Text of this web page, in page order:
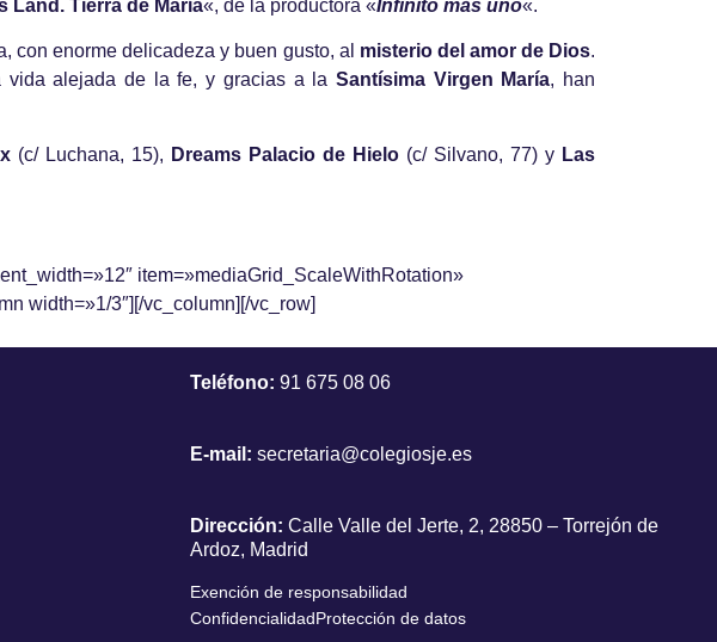
Land. Tierra de María«, de la productora «Infinito más uno«.
con enorme delicadeza y buen gusto, al misterio del amor de Dios.
vida alejada de la fe, y gracias a la Santísima Virgen María, han
(c/ Luchana, 15), Dreams Palacio de Hielo(c/ Silvano, 77) y Las
item=»mediaGrid_ScaleWithRotation»
width=»1/3″][/vc_column][/vc_row]
Teléfono: 91 675 08 06
E-mail: secretaria@colegiosje.es
Dirección: Calle Valle del Jerte, 2, 28850 – Torrejón de
Ardoz, Madrid
Exención de responsabilidad
ConfidencialidadProtección de datos